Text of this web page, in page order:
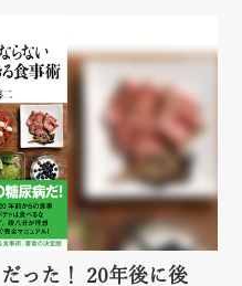
った！ 20年後に後